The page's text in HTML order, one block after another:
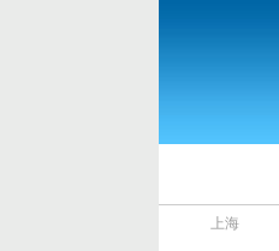
上海